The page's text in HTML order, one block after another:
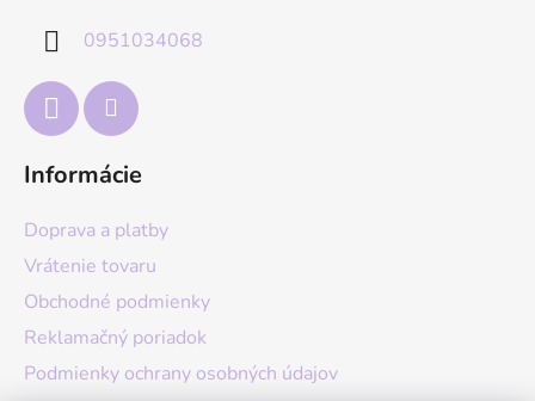
0951034068
Informácie
Doprava a platby
Vrátenie tovaru
Obchodné podmienky
Reklamačný poriadok
Podmienky ochrany osobných údajov